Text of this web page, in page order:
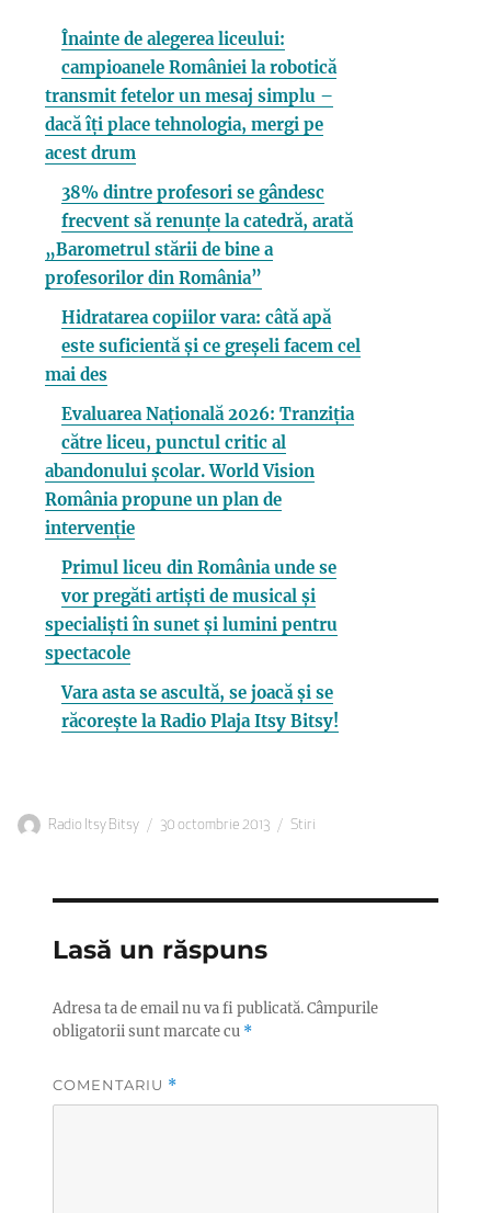
Înainte de alegerea liceului:
campioanele României la robotică
transmit fetelor un mesaj simplu –
dacă îți place tehnologia, mergi pe
acest drum
38% dintre profesori se gândesc
frecvent să renunțe la catedră, arată
„Barometrul stării de bine a
profesorilor din România”
Hidratarea copiilor vara: câtă apă
este suficientă și ce greșeli facem cel
mai des
Evaluarea Națională 2026: Tranziția
către liceu, punctul critic al
abandonului școlar. World Vision
România propune un plan de
intervenție
Primul liceu din România unde se
vor pregăti artiști de musical și
specialiști în sunet și lumini pentru
spectacole
Vara asta se ascultă, se joacă și se
răcorește la Radio Plaja Itsy Bitsy!
Autor
Radio Itsy Bitsy
Publicat
30 octombrie 2013 Categorii
Stiri
Lasă un răspuns
Adresa ta de email nu va fi publicată.Câmpurile
obligatorii sunt marcate cu *
COMENTARIU *